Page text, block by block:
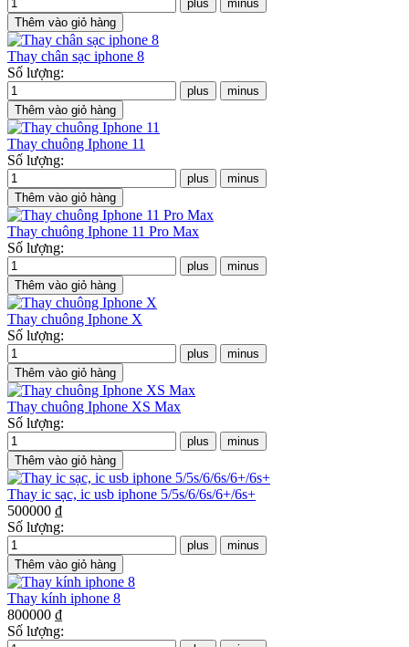
Thay chân sạc iphone 8
Số lượng:
Thay chuông Iphone 11
Số lượng:
Thay chuông Iphone 11 Pro Max
Số lượng:
Thay chuông Iphone X
Số lượng:
Thay chuông Iphone XS Max
Số lượng:
Thay ic sạc, ic usb iphone 5/5s/6/6s/6+/6s+
500000 ₫
Số lượng:
Thay kính iphone 8
800000 ₫
Số lượng: